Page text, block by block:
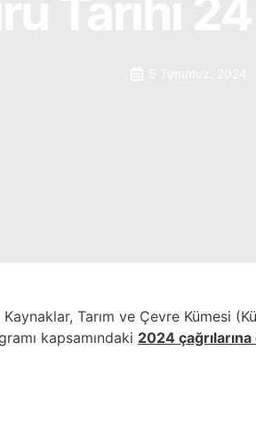
Tarım ve Çevre Kümesi
kapsamındaki 2024 çağrılarına